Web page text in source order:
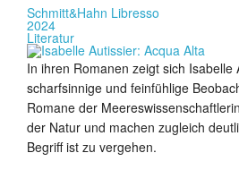
Schmitt&Hahn Libresso
2024
Literatur
In ihren Romanen zeigt sich Isabelle
scharfsinnige und feinfühlige
Romane der
der Natur und machen zugleich
Begriff ist zu vergehen.